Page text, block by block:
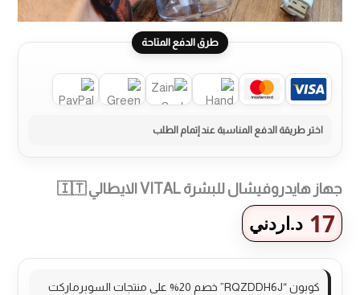
طرق الدفع المتاحة
جهاز هايدروفيشال للبشرة VITAL الايطالي 🇮🇹
17 د.اردني
كوبون “RQZDDH6J” خصم 20% على منتجات السوبرماركت